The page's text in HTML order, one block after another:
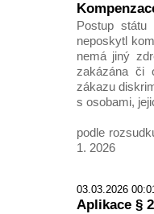
Postup
neposkytl
nemá jiný
zakázána či
zákazu
s osobami,
podle
1. 2026
03.03.2026
Aplikace §